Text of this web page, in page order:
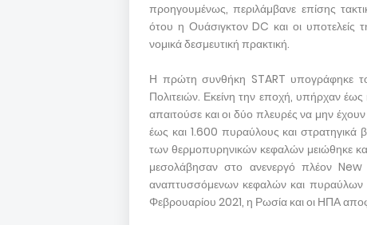
προηγουμένως, περιλάμβανε επίσης
ότου η Ουάσιγκτον DC και οι
νομικά δεσμευτική πρακτική.
Η πρώτη συνθήκη START υπογράφηκε
Πολιτειών. Εκείνη την εποχή, υπήρχαν
απαιτούσε και οι δύο πλευρές να μην
έως και 1.600 πυραύλους και στρατηγικά
των θερμοπυρηνικών κεφαλών μειώθηκε
μεσολάβησαν στο ανενεργό πλέον New
αναπτυσσόμενων κεφαλών και πυραύλων
Φεβρουαρίου 2021, η Ρωσία και οι ΗΠΑ